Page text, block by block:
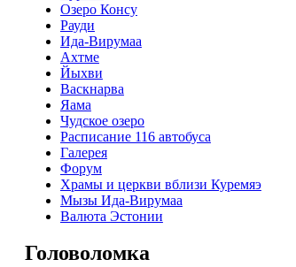
Озеро Консу
Рауди
Ида-Вирумаа
Ахтме
Йыхви
Васкнарва
Яама
Чудское озеро
Расписание 116 автобуса
Галерея
Форум
Храмы и церкви вблизи Куремяэ
Мызы Ида-Вирумаа
Валюта Эстонии
Головоломка